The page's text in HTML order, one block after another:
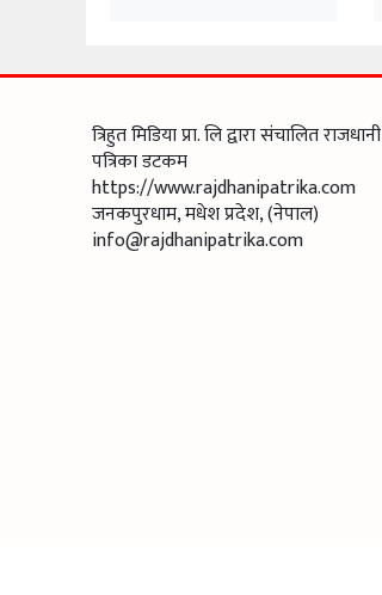
त्रिहुत मिडिया प्रा. लि द्वारा संचालित राजधानी
पत्रिका डटकम
https://www.rajdhanipatrika.com
जनकपुरधाम, मधेश प्रदेश, (नेपाल)
info@rajdhanipatrika.com